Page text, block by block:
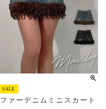
SALE
ファーデニムミニスカート